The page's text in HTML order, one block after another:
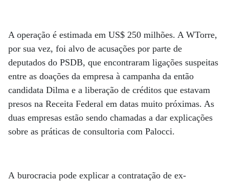
A operação é estimada em US$ 250 milhões. A WTorre,
por sua vez, foi alvo de acusações por parte de
deputados do PSDB, que encontraram ligações suspeitas
entre as doações da empresa à campanha da então
candidata Dilma e a liberação de créditos que estavam
presos na Receita Federal em datas muito próximas. As
duas empresas estão sendo chamadas a dar explicações
sobre as práticas de consultoria com Palocci.
A burocracia pode explicar a contratação de ex-